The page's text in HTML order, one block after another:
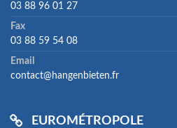
03 88 96 01 27
Fax
03 88 59 54 08
Email
contact@hangenbieten.fr
EUROMÉTROPOLE